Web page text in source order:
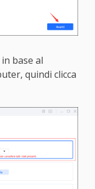
base al
quindi clicca